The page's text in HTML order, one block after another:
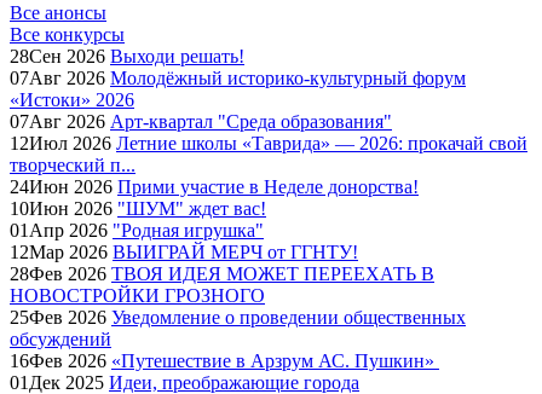
Все анонсы
Все конкурсы
28Сен 2026 Выходи решать!
07Авг 2026 Молодёжный историко-культурный форум
«Истоки» 2026
07Авг 2026 Арт-квартал "Среда образования"
12Июл 2026 Летние школы «Таврида» — 2026: прокачай свой
творческий п...
24Июн 2026 Прими участие в Неделе донорства!
10Июн 2026 "ШУМ" ждет вас!
01 Апр 2026 "Родная игрушка"
12Мар 2026 ВЫИГРАЙ МЕРЧ от ГГНТУ!
28Фев 2026 ТВОЯ ИДЕЯ МОЖЕТ ПЕРЕЕХАТЬ В
НОВОСТРОЙКИ ГРОЗНОГО
25Фев 2026 Уведомление о проведении общественных
обсуждений
16Фев 2026 «Путешествие в Арзрум АС. Пушкин»
01 Дек 2025 Идеи, преображающие города